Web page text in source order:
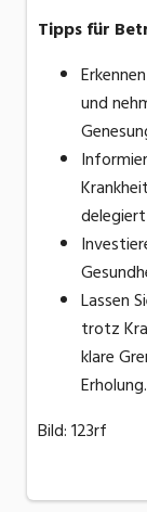
Tipps für
und
Lassen
trotz
klare
Erholung.
Bild: 123rf